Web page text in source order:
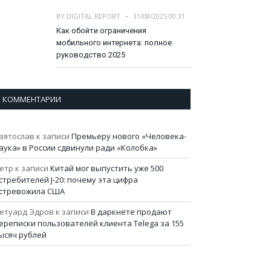
BY DIGITAL REPORT
31/08/2025 00:31
Как обойти ограничения
мобильного интернета: полное
руководство 2025
КОММЕНТАРИИ
к записи Премьеру нового «Человека-
в России сдвинули ради «Колобка»
к записи Китай мог выпустить уже 500
J-20: почему эта цифра
США
Эдров к записи В даркнете продают
пользователей клиента Telega за 155
рублей